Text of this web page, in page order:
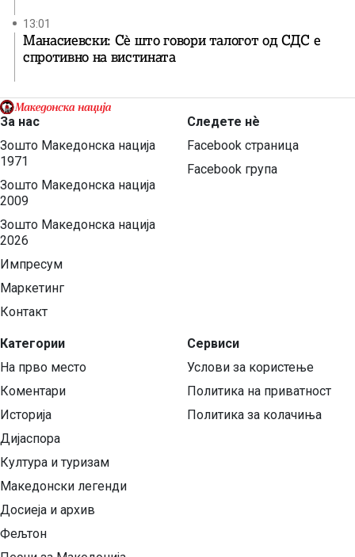
13:01
Манасиевски: Сè што говори талогот од СДС е
спротивно на вистината
За нас
Зошто Македонска нација
1971
Зошто Македонска нација
2009
Зошто Македонска нација
2026
Импресум
Маркетинг
Контакт
Категории
На прво место
Коментари
Историја
Дијаспора
Култура и туризам
Македонски легенди
Досиеја и архив
Фељтон
Следете нѐ
Facebook страница
Facebook група
Сервиси
Услови за користење
Политика на приватност
Политика за колачиња